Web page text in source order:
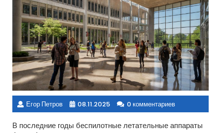
Егор Петров 08.11.2025 0 комментариев
В последние годы беспилотные летательные аппараты